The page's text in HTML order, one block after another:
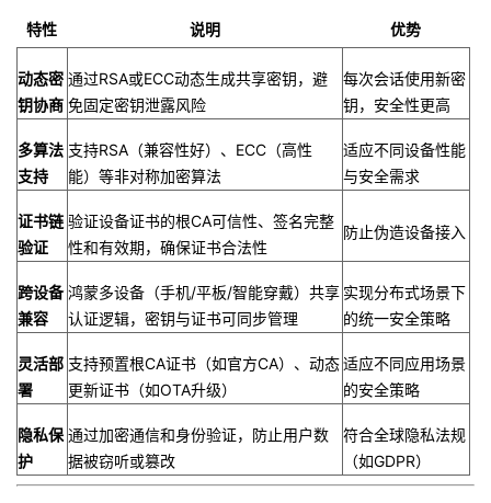
​特性​ ​说明​ ​优势​
​动态密
钥协商​
通过RSA或ECC动态生成共享密钥，避
免固定密钥泄露风险
每次会话使用新密
钥，安全性更高
​多算法
支持​
支持RSA（兼容性好）、ECC（高性
能）等非对称加密算法
适应不同设备性能
与安全需求
​证书链
验证​
验证设备证书的根CA可信性、签名完整
性和有效期，确保证书合法性
防止伪造设备接入
​跨设备
兼容​
鸿蒙多设备（手机/平板/智能穿戴）共享
认证逻辑，密钥与证书可同步管理
实现分布式场景下
的统一安全策略
​灵活部
署​
支持预置根CA证书（如官方CA）、动态
更新证书（如OTA升级）
适应不同应用场景
的安全策略
​隐私保
护​
通过加密通信和身份验证，防止用户数
据被窃听或篡改
符合全球隐私法规
（如GDPR）